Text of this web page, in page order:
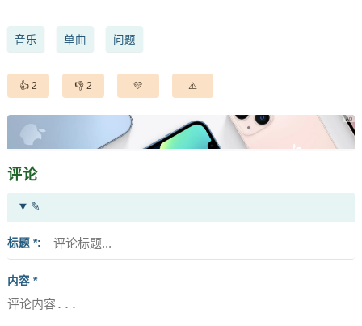
音乐 单曲 问题
2 2
评论
✎
标题 *
内容 *